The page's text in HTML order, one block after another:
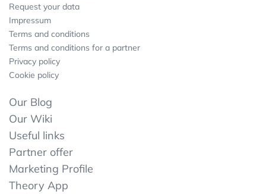
Request your data
Impressum
Terms and conditions
Terms and conditions for a partner
Privacy policy
Cookie policy
Our Blog
Our Wiki
Useful links
Partner offer
Marketing Profile
Theory App